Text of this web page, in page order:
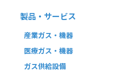
製品・サービス
産業ガス・機器
医療ガス・機器
ガス供給設備